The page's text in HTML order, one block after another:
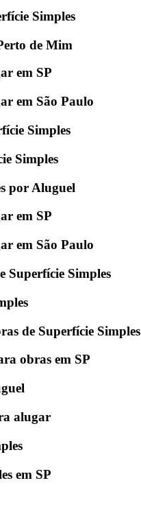
Simples
de Mim
em SP
em São Paulo
Simples
Simples
por Aluguel
em SP
em São Paulo
Superfície Simples
de Superfície Simples
obras em SP
alugar
em SP